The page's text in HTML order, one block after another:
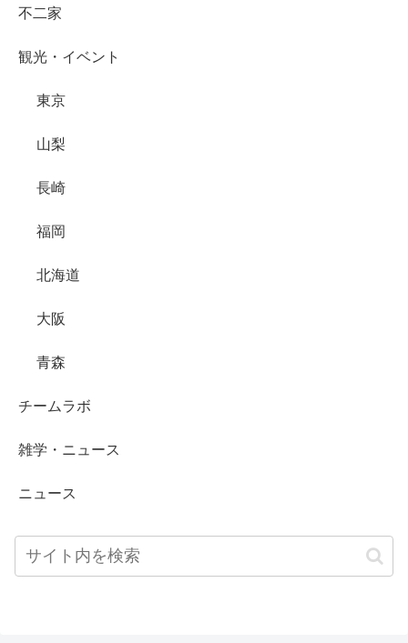
不二家
観光・イベント
東京
山梨
長崎
福岡
北海道
大阪
青森
チームラボ
雑学・ニュース
ニュース